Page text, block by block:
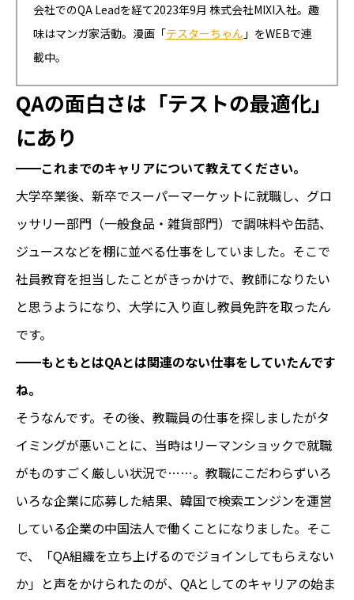
会社でのQA Leadを経て2023年9月 株式会社MIXI入社。趣
味はマンガ家活動。漫画「テスターちゃん 」をWEBで連
載中。
QAの面白さは「テストの最適化」
にあり
━━これまでのキャリアについて教えてください。
大学卒業後、新卒でスーパーマーケットに就職し、グロ
ッサリー部門（一般食品・雑貨部門）で調味料や缶詰、
ジュースなどを棚に並べる仕事をしていました。そこで
社員教育を担当したことがきっかけで、教師になりたい
と思うようになり、大学に入り直し教員免許を取ったん
です。
━━もともとはQAとは関連のない仕事をしていたんです
ね。
そうなんです。その後、教職員の仕事を探しましたがタ
イミングが悪いことに、当時はリーマンショックで就職
がものすごく厳しい状況で……。教職にこだわらずいろ
いろな企業に応募した結果、韓国で検索エンジンを運営
している企業の中国法人で働くことになりました。そこ
で、「QA組織を立ち上げるのでジョインしてもらえない
か」と声をかけられたのが、QAとしてのキャリアの始ま